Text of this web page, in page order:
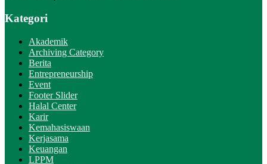
Kategori
Akademik
Archiving Category
Berita
Entrepreneurship
Event
Footer Slider
Halal Center
Karir
Kemahasiswaan
Kerjasama
Keuangan
LPPM